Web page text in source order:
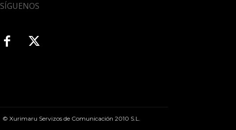
SÍGUENOS
© Xurimaru Servizos de Comunicación 2010 S.L.